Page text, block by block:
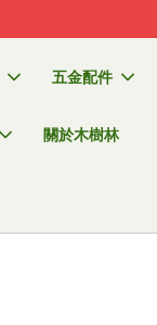
五金配件
關於木樹林